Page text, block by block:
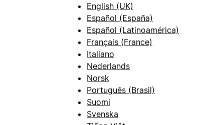
English (UK)
Español (España)
Español (Latinoamérica)
Français (France)
Italiano
Nederlands
Norsk
Português (Brasil)
Suomi
Svenska